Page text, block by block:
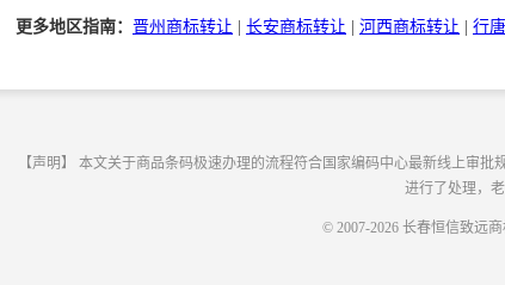
更多地区指南： 晋州商标转让 长安商标转让 河西商标转让 行
【声明】 本文关于商品条码极速办理的流程符合国家编码中心最新线上审
进行了处理，
© 2007-2026 长春恒信致远